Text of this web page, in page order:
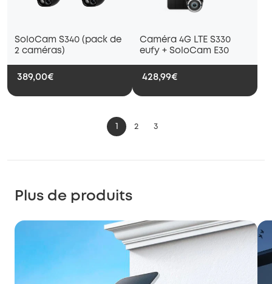
SoloCam S340 (pack de
2 caméras)
389,00€
Caméra 4G LTE S330
eufy + SoloCam E30
428,99€
1 2 3
Plus de produits